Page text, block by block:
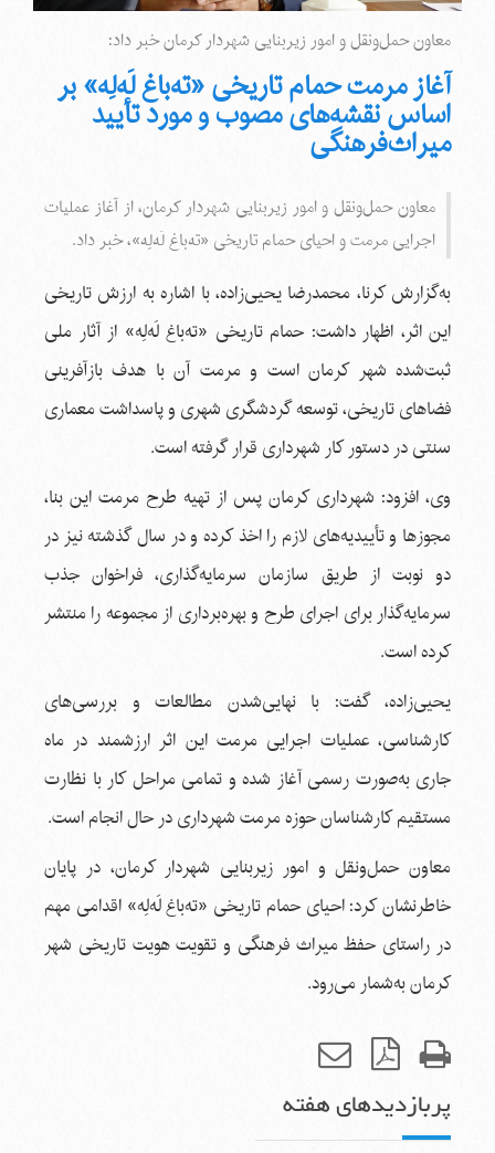
معاون حمل‌ونقل و امور زیربنایی شهردار کرمان خبر داد:
آغاز مرمت حمام تاریخی «ته‌باغ لَه‌لِه» بر
اساس نقشه‌های مصوب و مورد تأیید
میراث‌فرهنگی
معاون حمل‌ونقل و امور زیربنایی شهردار کرمان، از آغاز عملیات
اجرایی مرمت و احیای حمام تاریخی «ته‌باغ لَه‌لِه»، خبر داد.
به‌گزارش کرنا، محمدرضا یحیی‌زاده، با اشاره به ارزش تاریخی
این اثر، اظهار داشت: حمام تاریخی «ته‌باغ لَه‌لِه» از آثار ملی
ثبت‌شده شهر کرمان است و مرمت آن با هدف بازآفرینی
فضاهای تاریخی، توسعه گردشگری شهری و پاسداشت معماری
سنتی در دستور کار شهرداری قرار گرفته است.
وی، افزود: شهرداری کرمان پس از تهیه طرح مرمت این بنا،
مجوزها و تأییدیه‌های لازم را اخذ کرده و در سال گذشته نیز در
دو نوبت از طریق سازمان سرمایه‌گذاری، فراخوان جذب
سرمایه‌گذار برای اجرای طرح و بهره‌برداری از مجموعه را منتشر
کرده است.
یحیی‌زاده، گفت: با نهایی‌شدن مطالعات و بررسی‌های
کارشناسی، عملیات اجرایی مرمت این اثر ارزشمند در ماه
جاری به‌صورت رسمی آغاز شده و تمامی مراحل کار با نظارت
مستقیم کارشناسان حوزه مرمت شهرداری در حال انجام است.
معاون حمل‌ونقل و امور زیربنایی شهردار کرمان، در پایان
خاطرنشان کرد: احیای حمام تاریخی «ته‌باغ لَه‌لِه» اقدامی مهم
در راستای حفظ میراث فرهنگی و تقویت هویت تاریخی شهر
کرمان به‌شمار می‌رود.
پربازدیدهای هفته